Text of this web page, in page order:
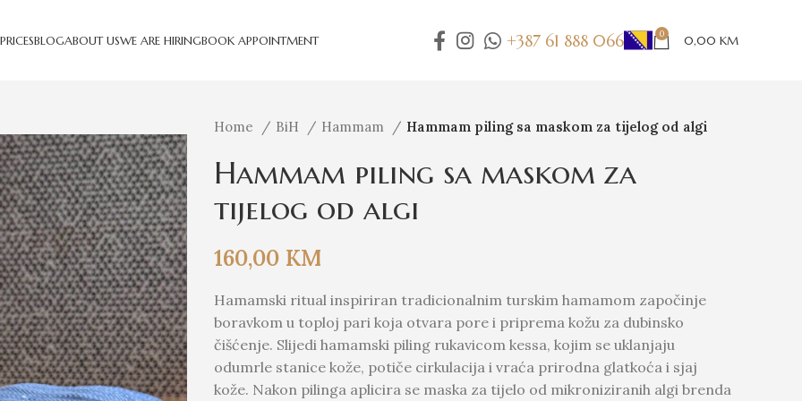
PRICESBLOGABOUT USWE ARE HIRINGBOOK APPOINTMENT +387 61 888 066 0 0,00 KM
Home BiH Hammam Hammam piling sa maskom za tijelog od algi
Hammam piling sa maskom za
tijelog od algi
160,00 KM
Hamamski ritual inspiriran tradicionalnim turskim hamamom započinje
boravkom u toploj pari koja otvara pore i priprema kožu za dubinsko
čišćenje. Slijedi hamamski piling rukavicom kessa, kojim se uklanjaju
odumrle stanice kože, potiče cirkulacija i vraća prirodna glatkoća i sjaj
kože. Nakon pilinga aplicira se maska za tijelo od mikroniziranih algi brenda